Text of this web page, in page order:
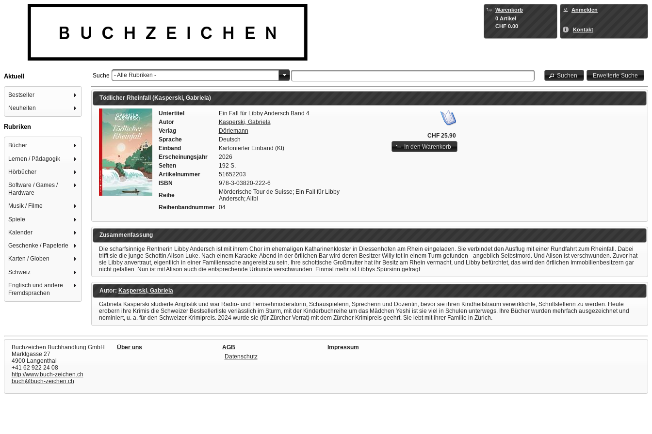
Warenkorb
0 Artikel
CHF 0.00
Anmelden
Kontakt
Aktuell
Bestseller
Neuheiten
Rubriken
Bücher
Lernen / Pädagogik
Hörbücher
Software / Games /
Hardware
Musik / Filme
Spiele
Kalender
Geschenke / Papeterie
Karten / Globen
Schweiz
Englisch und andere
Fremdsprachen
Suche - Alle Rubriken - Suchen Erweiterte Suche
Tödlicher Rheinfall (Kasperski, Gabriela)
Untertitel
Ein Fall für Libby Andersch Band 4
Autor
Kasperski, Gabriela
Verlag
Dörlemann
Sprache
Deutsch
Einband
Kartonierter Einband (Kt)
Erscheinungsjahr
2026
Seiten
192 S.
Artikelnummer
51652203
ISBN
978-3-03820-222-6
Reihe
Mörderische Tour de Suisse; Ein Fall für Libby
Andersch; Alibi
Reihenbandnummer
04
CHF 25.90
In den Warenkorb
Zusammenfassung
Die scharfsinnige Rentnerin Libby Andersch ist mit ihrem Chor im ehemaligen Katharinenkloster in Diessenhofen am Rhein eingeladen. Sie verbindet den Ausflug mit einer Rundfahrt zum Rheinfall. Dabei
trifft sie die junge Schottin Alison Luke. Nach einem Karaoke-Abend in der örtlichen Bar wird deren Besitzer Willy tot in einem Turm gefunden - angeblich Selbstmord. Und Alison ist verschwunden. Zuvor hat
sie Libby anvertraut, eigentlich in einer Familiensache angereist zu sein. Ihre schottische Großmutter hat ihr Besitz am Rhein vermacht, und Libby befürchtet, das wird den örtlichen Immobilienbesitzern gar
nicht gefallen. Nun ist mit Alison auch die entsprechende Urkunde verschwunden. Einmal mehr ist Libbys Spürsinn gefragt.
Autor: Kasperski, Gabriela
Gabriela Kasperski studierte Anglistik und war Radio- und Fernsehmoderatorin, Schauspielerin, Sprecherin und Dozentin, bevor sie ihren Kindheitstraum verwirklichte, Schriftstellerin zu werden. Heute
erobern ihre Krimis die Schweizer Bestsellerliste verlässlich im Sturm, mit der Kinderbuchreihe um das Mädchen Yeshi ist sie viel in Schulen unterwegs. Ihre Bücher wurden mehrfach ausgezeichnet und
nominiert, u. a. für den Schweizer Krimipreis. 2024 wurde sie (für Zürcher Verrat) mit dem Zürcher Krimipreis geehrt. Sie lebt mit ihrer Familie in Zürich.
Buchzeichen Buchhandlung GmbH
Marktgasse 27
4900 Langenthal
+41 62 922 24 08
http://www.buch-zeichen.ch
buch@buch-zeichen.ch
Über uns
AGB
Datenschutz
Impressum